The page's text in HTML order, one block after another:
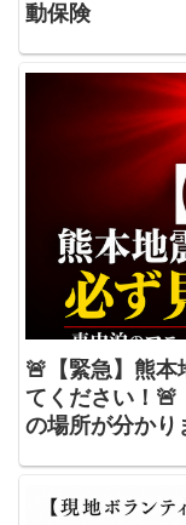
動保険
🚨【緊急】熊本
てください！🚨
の場所が分かり